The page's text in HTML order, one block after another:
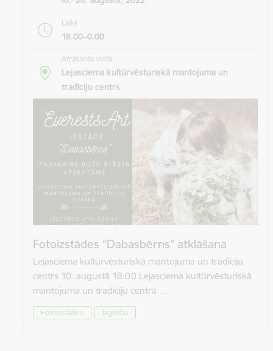
Laiks
18.00–0.00
Atrašanās vieta
Lejasciema kultūrvēsturiskā mantojuma un
tradīciju centrs
Fotoizstādes “Dabasbērns” atklāšana
Lejasciema kultūrvēsturiskā mantojuma un tradīciju
centrs 10. augustā 18:00 Lejasciema kultūrvēsturiskā
mantojuma un tradīciju centrā …
Fotoizstādes Izglītība